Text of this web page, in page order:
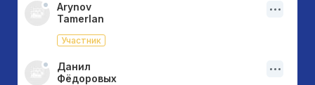
Arynov
Tamerlan
Участник
Данил
Фёдоровых